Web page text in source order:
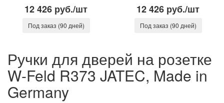
12 426 руб./шт
Под заказ (90 дней)
12 426 руб./шт
Под заказ (90 дней)
Ручки для дверей на розетке
W-Feld R373 JATEC, Made in
Germany